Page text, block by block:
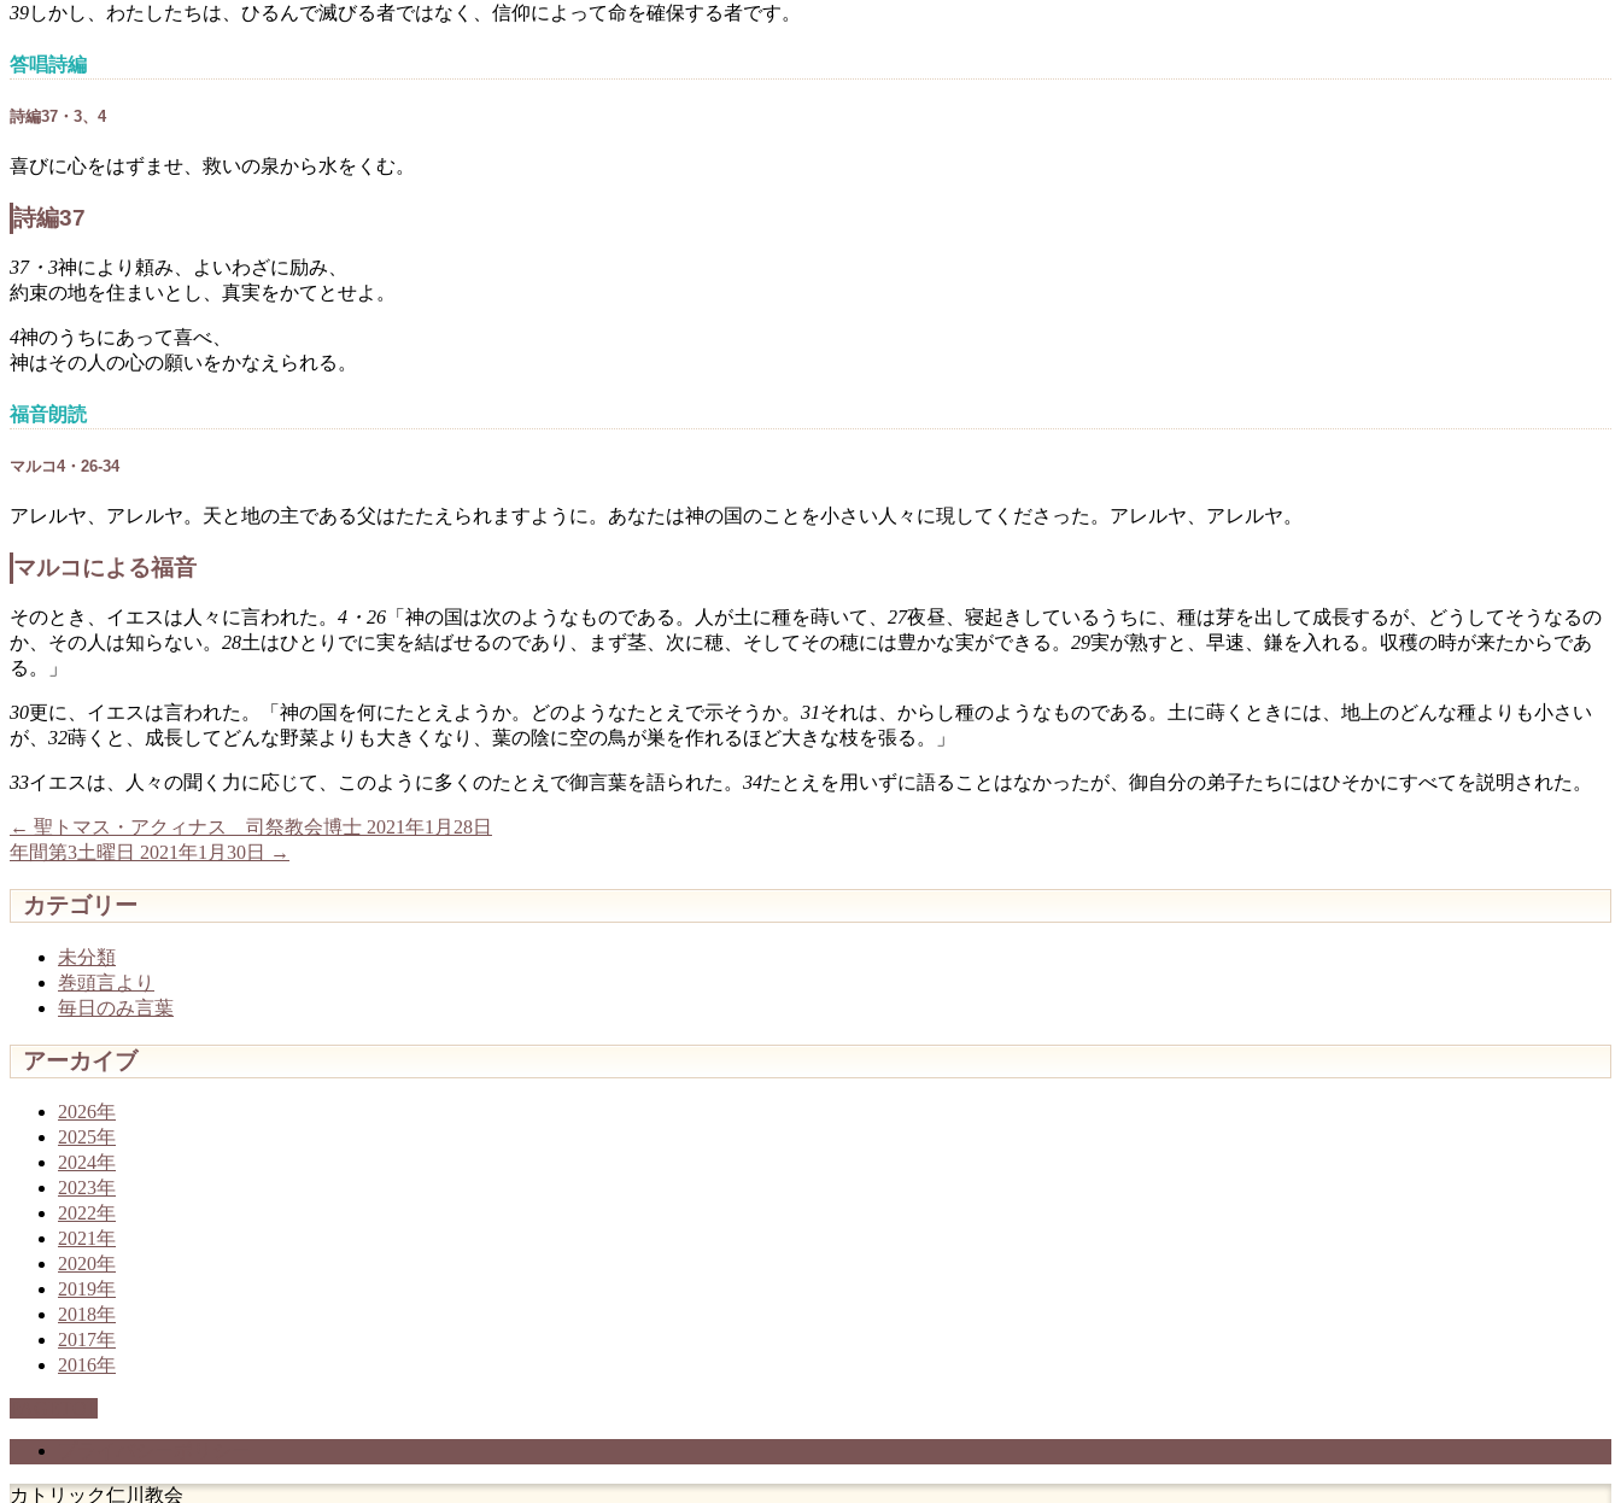
39しかし、わたしたちは、ひるんで滅びる者ではなく、信仰によって命を確保する者です。
答唱詩編
詩編37・3、4
喜びに心をはずませ、救いの泉から水をくむ。
詩編37
37・3神により頼み、よいわざに励み、
約束の地を住まいとし、真実をかてとせよ。
4神のうちにあって喜べ、
神はその人の心の願いをかなえられる。
福音朗読
マルコ4・26-34
アレルヤ、アレルヤ。天と地の主である父はたたえられますように。あなたは神の国のことを小さい人々に現してくださった。アレルヤ、アレルヤ。
マルコによる福音
そのとき、イエスは人々に言われた。 4・26 「神の国は次のようなものである。人が土に種を蒔いて、 27夜昼、寝起きしているうちに、種は芽を出して成長するが、どうしてそうなるの
か、その人は知らない。 28土はひとりでに実を結ばせるのであり、まず茎、次に穂、そしてその穂には豊かな実ができる。 29実が熟すと、早速、鎌を入れる。収穫の時が来たからであ
る。」
30更に、イエスは言われた。「神の国を何にたとえようか。どのようなたとえで示そうか。 31それは、からし種のようなものである。土に蒔くときには、地上のどんな種よりも小さい
が、 32蒔くと、成長してどんな野菜よりも大きくなり、葉の陰に空の鳥が巣を作れるほど大きな枝を張る。」
33イエスは、人々の聞く力に応じて、このように多くのたとえで御言葉を語られた。 34たとえを用いずに語ることはなかったが、御自分の弟子たちにはひそかにすべてを説明された。
← 聖トマス・アクィナス 司祭教会博士 2021年1月28日
年間第3土曜日 2021年1月30日
→
カテゴリー
未分類
巻頭言より
毎日のみ言葉
アーカイブ
2026年
2025年
2024年
2023年
2022年
2021年
2020年
2019年
2018年
2017年
2016年
カトリック仁川教会